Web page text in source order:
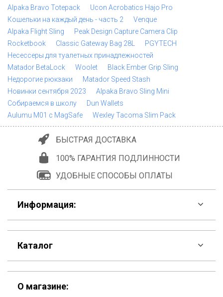
Alpaka Bravo Totepack
Ucon Acrobatics Hajo Pro
Кошельки на каждый день - часть 2
Venque
Alpaka Flight Sling
Peak Design Capture Camera Clip
Rocketbook
Classic Gateway Bag 28L
PGYTECH
Несессеры для туалетных принадлежностей
Matador BetaLock
Woolet
Black Ember Grip Sling
Недорогие рюкзаки
Matador Speed Stash
Новинки сентября 2023
Alpaka Bravo Sling Mini
Собираемся в школу
Dun Wallets
Aulumu M01 с MagSafe
Wexley Tacoma Slim Pack
БЫСТРАЯ ДОСТАВКА
100% ГАРАНТИЯ ПОДЛИННОСТИ
УДОБНЫЕ СПОСОБЫ ОПЛАТЫ
Информация:
F.A.Q
Контакты
Шоурум
Каталог
Скидки
О магазине: